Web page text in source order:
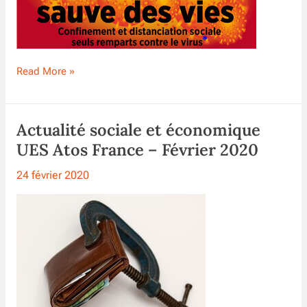
Lutte
19
@Atos
Read More »
Actualité sociale et économique
UES Atos France – Février 2020
24 février 2020